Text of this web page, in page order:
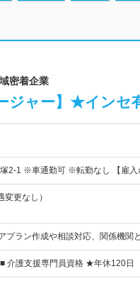
密着企業
ジャー】★インセ
塚2-1 ※車通勤可 ※転勤なし 【雇
更なし）
プラン作成や相談対応、関係機関
介護支援専門員資格 ★年休120日